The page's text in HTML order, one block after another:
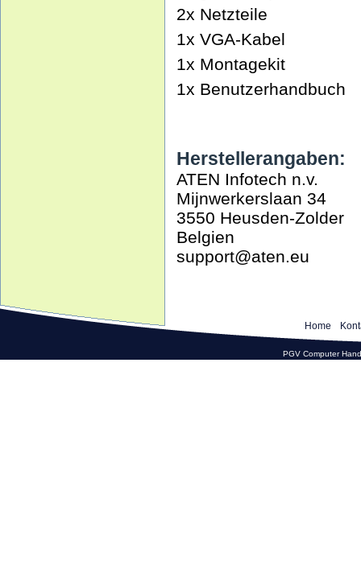
2x Netzteile
1x VGA-Kabel
1x Montagekit
1x Benutzerhandbuch
Herstellerangaben:
ATEN Infotech n.v.
Mijnwerkerslaan 34
3550 Heusden-Zolder
Belgien
support@aten.eu
Home
PGV Computer